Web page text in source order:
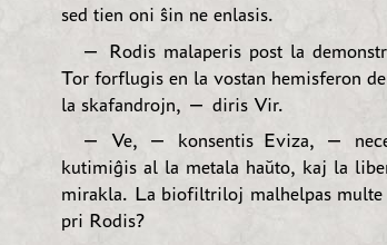
sed tien oni ŝin ne enlasis.
— Rodis malaperis post la
Tor forflugis en la vostan hemisferon
la skafandrojn, — diris Vir.
— Ve, — konsentis Eviza, —
kutimiĝis al la metala haŭto, kaj la
mirakla. La biofiltriloj malhelpas
pri Rodis?